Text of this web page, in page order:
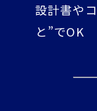
設計書や
と”でOK